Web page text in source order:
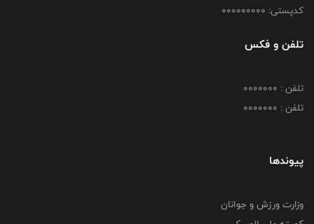
کدپستی: 000000000
تلفن و فکس
تلفن : 0000000
تلفن : 0000000
پیوندها
وزارت ورزش و جوانان